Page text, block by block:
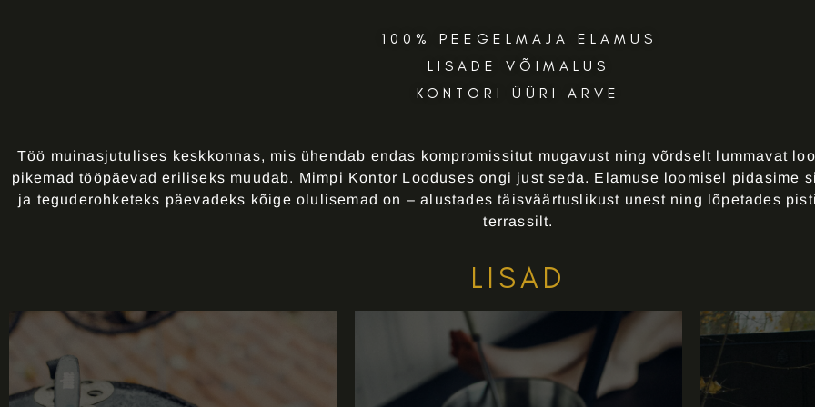
100% PEEGELMAJA ELAMUS
LISADE VÕIMALUS
KONTORI ÜÜRI ARVE
Töö muinasjutulises keskkonnas, mis ühendab endas kompromissitut mugavust ning võrdselt lummavat
pikemad tööpäevad eriliseks muudab. Mimpi Kontor Looduses ongi just seda. Elamuse loomisel pidasime
ja teguderohketeks päevadeks kõige olulisemad on – alustades täisväärtuslikust unest ning lõpetades
terrassilt.
LISAD